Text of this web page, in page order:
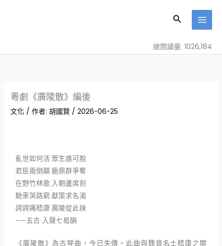
內
搜
總閱讀量: 1026,184
粵劇《廣陵散》編後
文化 / 作者:胡國賢 /2026-06-25
亂世如何活 眾生誰可脫
君臣兩倒顛 鹿鼎群爭奪
在野竹林歌 入朝蘆席割
馳車哭路窮 獻策求名渴
諤諤痛嵇康 廣陵從此抹
——五古·入聲七曷韻
《廣陵散》為古琴曲，今已失傳。此曲與魏晉名士嵇康之關